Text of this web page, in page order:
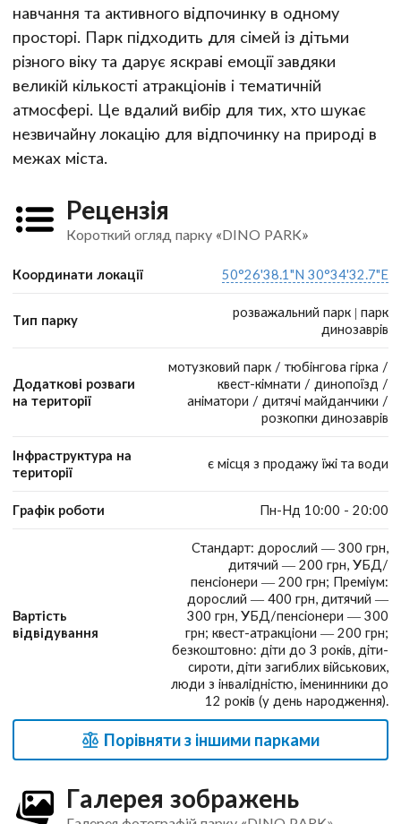
навчання та активного відпочинку в одному
просторі. Парк підходить для сімей із дітьми
різного віку та дарує яскраві емоції завдяки
великій кількості атракціонів і тематичній
атмосфері. Це вдалий вибір для тих, хто шукає
незвичайну локацію для відпочинку на природі в
межах міста.
Рецензія
Короткий огляд парку «DINO PARK»
Координати локації 50°26'38.1"N 30°34'32.7"E
Тип парку
розважальний парк | парк
динозаврів
Додаткові розваги
на території
мотузковий парк / тюбінгова гірка /
квест-кімнати / динопоїзд /
аніматори / дитячі майданчики /
розкопки динозаврів
Інфраструктура на
території
є місця з продажу їжі та води
Графік роботи Пн-Нд 10:00 - 20:00
Вартість
відвідування
Стандарт: дорослий — 300 грн,
дитячий — 200 грн, УБД/
пенсіонери — 200 грн; Преміум:
дорослий — 400 грн, дитячий —
300 грн, УБД/пенсіонери — 300
грн; квест-атракціони — 200 грн;
безкоштовно: діти до 3 років, діти-
сироти, діти загиблих військових,
люди з інвалідністю, іменинники до
12 років (у день народження).
Порівняти з іншими парками
Галерея зображень